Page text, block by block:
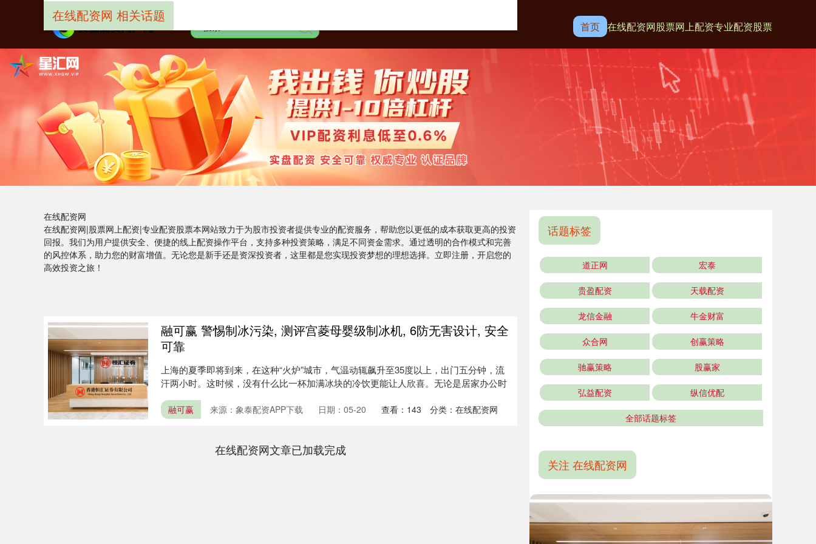
首页 在线配资网股票网上配资专业配资股票
在线配资网
在线配资网|股票网上配资|专业配资股票本网站致力于为股市投资者提供专业的配资服务，帮助您以更低的成本获取更高的投资
回报。我们为用户提供安全、便捷的线上配资操作平台，支持多种投资策略，满足不同资金需求。通过透明的合作模式和完善
的风控体系，助力您的财富增值。无论您是新手还是资深投资者，这里都是您实现投资梦想的理想选择。立即注册，开启您的
高效投资之旅！
在线配资网 相关话题
融可赢 警惕制冰污染, 测评宫菱母婴级制冰机, 6防无害设计, 安全
可靠
上海的夏季即将到来，在这种“火炉”城市，气温动辄飙升至35度以上，出门五分钟，流
汗两小时。这时候，没有什么比一杯加满冰块的冷饮更能让人欣喜。无论是居家办公时
融可赢 来源：象泰配资APP下载 日期：05-20 查看： 143 分类： 在线配资网
在线配资网文章已加载完成
话题标签
道正网 宏泰
贵盈配资 天载配资
龙信金融 牛金财富
众合网 创赢策略
驰赢策略 股赢家
弘益配资 纵信优配
全部话题标签
关注 在线配资网